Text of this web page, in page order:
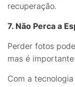
recuperação.
7. Não Perca a
Perder fotos
mas é
Com a